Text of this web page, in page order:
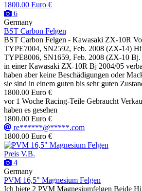
1800.00 Euro €
6
Germany
BST Carbon Felgen
BST Carbon Felgen - Kawasaki ZX-10R
TYPE7004, SN2592, Feb. 2008 (ZX-14)
TYPE8006, SN1659, Feb. 2008 (ZX-10 Bj.
in einer Kawasaki ZX-10R Bj 2004/05
haben aber keine Beschädigungen oder
sie sind in einem guten bis sehr guten
1800.00 Euro €
vor 1 Woche Racing-Teile Gebraucht
haben es gesehen
1800.00 Euro €
re******@*****.com
1800.00 Euro €
Preis V.B.
4
Germany
PVM 16,5" Magnesium Felgen
Ich biete 2 PVM Magnesiumfelgen Beide